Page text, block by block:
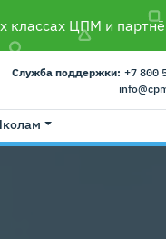
классах ЦПМ и
Служба поддержки: +7 800